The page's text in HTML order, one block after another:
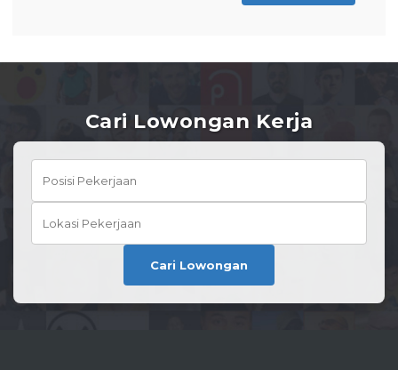
Lihat
Cari Lowongan Kerja
Cari Lowongan